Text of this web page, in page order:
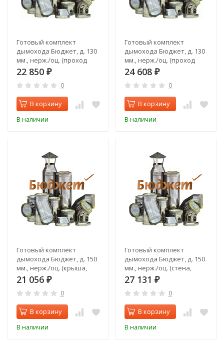
Готовый комплект
дымохода Бюджет, д. 130
мм., нерж./оц. (проход
через стену, верхний
выход)
22 850 ₽
0
В корзину
В наличии
Готовый комплект
дымохода Бюджет, д. 130
мм., нерж./оц. (проход
через стену, задний
выход)
24 608 ₽
0
В корзину
В наличии
Готовый комплект
дымохода Бюджет, д. 150
мм., нерж./оц. (крыша,
верхний выход)
21 056 ₽
0
В корзину
В наличии
Готовый комплект
дымохода Бюджет, д. 150
мм., нерж./оц. (стена,
верхний выход)
27 131 ₽
0
В корзину
В наличии